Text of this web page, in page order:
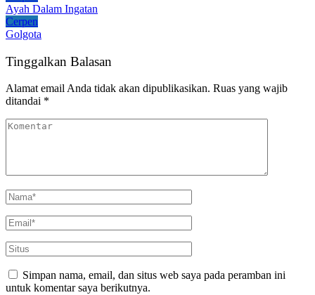
Ayah Dalam Ingatan
Cerpen
Golgota
Tinggalkan Balasan
Alamat email Anda tidak akan dipublikasikan. Ruas yang wajib
ditandai *
Simpan nama, email, dan situs web saya pada peramban ini
untuk komentar saya berikutnya.